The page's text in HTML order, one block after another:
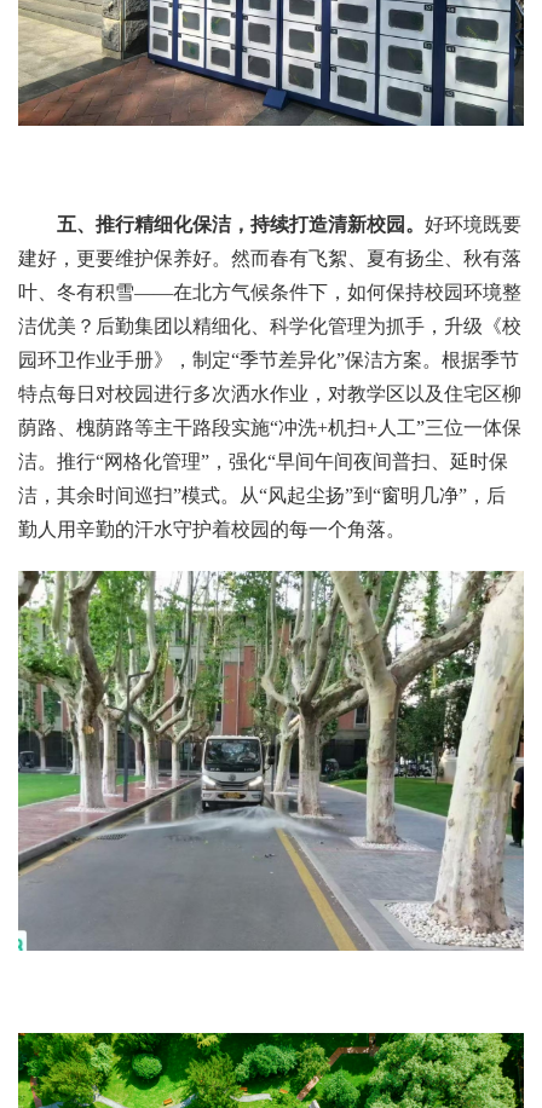
五、推行精细化保洁，持续打造清新校园。 好环境既要
建好，更要维护保养好。然而春有飞絮、夏有扬尘、秋有落
叶、冬有积雪——在北方气候条件下，如何保持校园环境整
洁优美？后勤集团以精细化、科学化管理为抓手，升级《校
园环卫作业手册》，制定“季节差异化”保洁方案。根据季节
特点每日对校园进行多次洒水作业，对教学区以及住宅区柳
荫路、槐荫路等主干路段实施“冲洗+机扫+人工”三位一体保
洁。推行“网格化管理”，强化“早间午间夜间普扫、延时保
洁，其余时间巡扫”模式。从“风起尘扬”到“窗明几净”，后
勤人用辛勤的汗水守护着校园的每一个角落。